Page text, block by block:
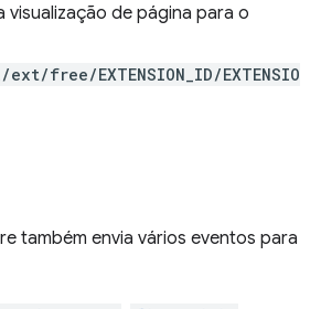
visualização de página para o
free/EXTENSION_ID/EXTENSIO
também envia vários eventos para